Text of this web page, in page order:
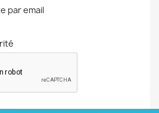
par email